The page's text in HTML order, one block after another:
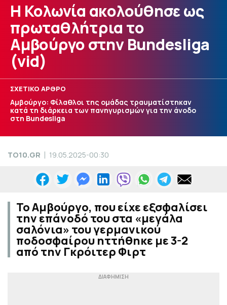
Η Κολωνία ακολούθησε ως
πρωταθλήτρια το
Αμβούργο στην Bundesliga
(vid)
ΣΧΕΤΙΚΟ ΑΡΘΡΟ
Αμβούργο: Φίλαθλοι της ομάδας τραυματίστηκαν
κατά τη διάρκεια των πανηγυρισμών για την άνοδο
στη Bundesliga
TO10.GR 19.05.2025-00:30
Το Αμβούργο, που είχε εξσφαλίσει
την επάνοδό του στα «μεγάλα
σαλόνια» του γερμανικού
ποδοσφαίρου ηττήθηκε με 3-2
από την Γκρόιτερ Φιρτ